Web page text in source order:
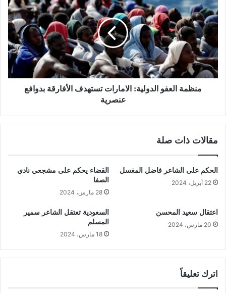
منظمة العفو الدولية: الامارات تستهدف الأفارقة بدوافع
عنصرية
مقالات ذات صلة
الحكم على الشاعر فاضل المغسل
22 أبريل، 2024
القضاء يحكم على مشجعي نادي
الصفا
28 مارس، 2024
اعتقال سعيد المحسن
20 مارس، 2024
السعودية تعتقل الشاعر سمير
المسلم
18 مارس، 2024
اترك تعليقاً